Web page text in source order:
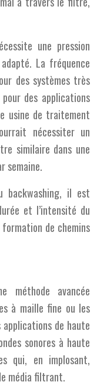
une pression
La fréquence
des systèmes très
des applications
usine de traitement
nécessiter un
similaire dans une
semaine.
backwashing, il est
et l’intensité du
de chemins
méthode avancée
à maille fine ou les
de haute
sonores à haute
qui, en implosant,
média filtrant.